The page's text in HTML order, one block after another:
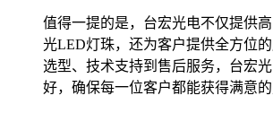
值得一提的是，台宏光电不仅提供
光LED灯珠，还为客户提供全方位
选型、技术支持到售后服务，台宏
好，确保每一位客户都能获得满意的